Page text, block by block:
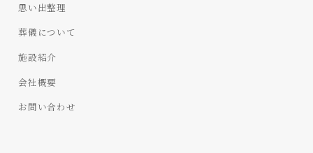
思い出整理
葬儀について
施設紹介
会社概要
お問い合わせ